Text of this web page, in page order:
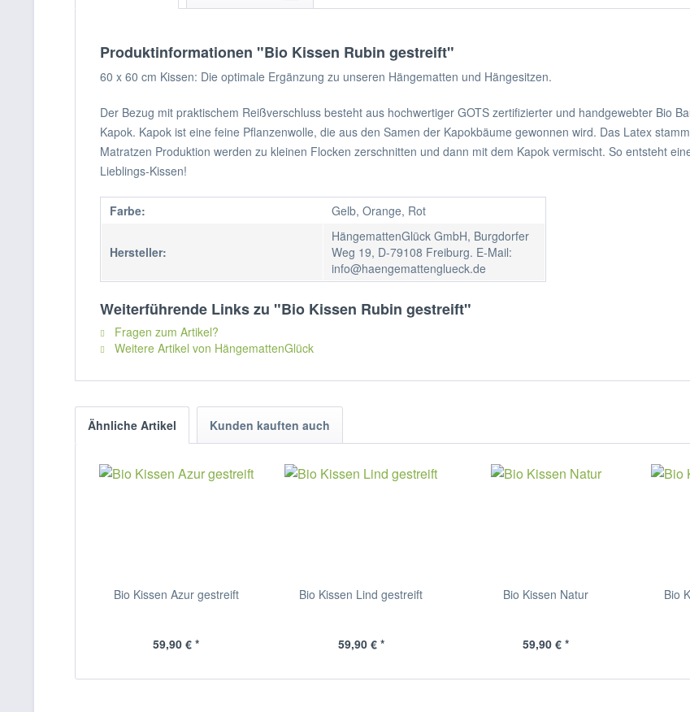
Produktinformationen "Bio Kissen Rubin gestreift"
60 x 60 cm Kissen: Die optimale Ergänzung zu unseren Hängematten und Hängesitzen.
Der Bezug mit praktischem Reißverschluss besteht aus hochwertiger GOTS zertifizierter und handgewebter Bio
Kapok. Kapok ist eine feine Pflanzenwolle, die aus den Samen der Kapokbäume gewonnen wird. Das Latex
Matratzen Produktion werden zu kleinen Flocken zerschnitten und dann mit dem Kapok vermischt. So entsteht
Lieblings-Kissen!
Farbe: Gelb, Orange, Rot
Hersteller:
HängemattenGlück GmbH, Burgdorfer
Weg 19, D-79108 Freiburg. E-Mail:
info@haengemattenglueck.de
Weiterführende Links zu "Bio Kissen Rubin gestreift"
Fragen zum Artikel?
Weitere Artikel von HängemattenGlück
Ähnliche Artikel Kunden kauften auch
Bio Kissen Azur gestreift
59,90 € *
Bio Kissen Lind gestreift
59,90 € *
Bio Kissen Natur
59,90 € *
Bio